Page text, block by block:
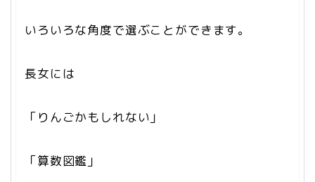
いろいろな角度で選ぶことができます。
長女には
「りんごかもしれない」
「算数図鑑」